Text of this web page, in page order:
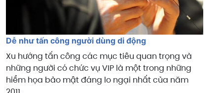
Dễ như tấn công người dùng di động
Xu hướng tấn công các mục tiêu quan trọng và
những người có chức vụ VIP là một trong những
hiểm họa bảo mật đáng lo ngại nhất của năm